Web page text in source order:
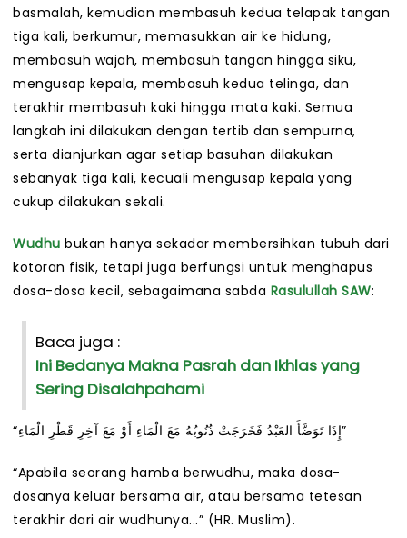
basmalah, kemudian membasuh kedua telapak tangan
tiga kali, berkumur, memasukkan air ke hidung,
membasuh wajah, membasuh tangan hingga siku,
mengusap kepala, membasuh kedua telinga, dan
terakhir membasuh kaki hingga mata kaki. Semua
langkah ini dilakukan dengan tertib dan sempurna,
serta dianjurkan agar setiap basuhan dilakukan
sebanyak tiga kali, kecuali mengusap kepala yang
cukup dilakukan sekali.
Wudhu bukan hanya sekadar membersihkan tubuh dari
kotoran fisik, tetapi juga berfungsi untuk menghapus
dosa-dosa kecil, sebagaimana sabda Rasulullah SAW:
Baca juga :
Ini Bedanya Makna Pasrah dan Ikhlas yang
Sering Disalahpahami
“إِذَا تَوَضَّأَ العَبْدُ فَخَرَجَتْ ذُنُوبُهُ مَعَ الْمَاءِ أَوْ مَعَ آخِرِ قَطْرِ الْمَاءِ”
“Apabila seorang hamba berwudhu, maka dosa-
dosanya keluar bersama air, atau bersama tetesan
terakhir dari air wudhunya...” (HR. Muslim).